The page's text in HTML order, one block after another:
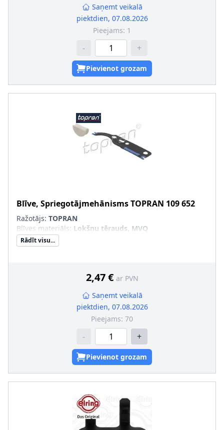
Saņemt veikalā
piektdien, 07.08.2026
Pieejams: 1
- +
Pievienot grozam
Blīve, SpriegotājmehānismsTOPRAN 109 652
Ražotājs: TOPRAN
Blīves materiāls: Lokšņu tērauds, MVQ
Rādīt visu...
2,47 € ar PVN
Saņemt veikalā
piektdien, 07.08.2026
Pieejams: 70
- +
Pievienot grozam